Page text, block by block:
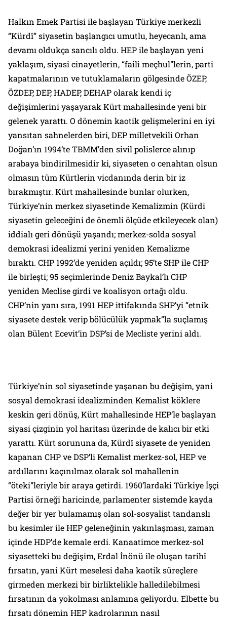
Halkın Emek Partisi ile başlayan Türkiye merkezli
“Kürdî” siyasetin başlangıcı umutlu, heyecanlı, ama
devamı oldukça sancılı oldu. HEP ile başlayan yeni
yaklaşım,siyasi cinayetlerin, “faili meçhul”lerin, parti
kapatmalarının ve tutuklamaların gölgesinde ÖZEP,
ÖZDEP, DEP, HADEP, DEHAPolarak kendi iç
değişimlerini yaşayarak Kürt mahallesinde yeni bir
gelenek yarattı. O dönemin kaotik gelişmelerini en iyi
yansıtan sahnelerden biri, DEP milletvekili Orhan
Doğan’ın 1994’te TBMM’den sivil polislerce alınıp
arabaya bindirilmesidir ki, siyaseten o cenahtan olsun
olmasın tüm Kürtlerin vicdanında derin bir iz
bırakmıştır. Kürt mahallesinde bunlar olurken,
Türkiye’nin merkez siyasetinde Kemalizmin (Kürdi
siyasetin geleceğini de önemli ölçüde etkileyecek olan)
iddialı geri dönüşü yaşandı; merkez-solda sosyal
demokrasi idealizmi yerini yeniden Kemalizme
bıraktı. CHP 1992’de yeniden açıldı; 95’te SHP ile CHP
ile birleşti; 95 seçimlerinde Deniz Baykal’lı CHP
yeniden Meclise girdi ve koalisyon ortağı oldu.
CHP’nin yanı sıra, 1991 HEP ittifakında SHP’yi “etnik
siyasete destek verip bölücülük yapmak”la suçlamış
olan Bülent Ecevit’in DSP’si de Mecliste yerini aldı.
Türkiye’nin sol siyasetinde yaşanan bu değişim, yani
sosyal demokrasi idealizminden Kemalist köklere
keskin geri dönüş, Kürt mahallesinde HEP’le başlayan
siyasi çizginin yol haritası üzerinde de kalıcı bir etki
yarattı. Kürt sorununa da, Kürdî siyasete de yeniden
kapanan CHP ve DSP’li Kemalist merkez-sol, HEP ve
ardıllarını kaçınılmaz olarak sol mahallenin
“öteki”leriyle bir araya getirdi. 1960’lardaki Türkiye İşçi
Partisi örneği haricinde, parlamenter sistemde kayda
değer bir yer bulamamış olan sol-sosyalist tandanslı
bu kesimler ile HEP geleneğinin yakınlaşması, zaman
içinde HDP’de kemale erdi. Kanaatimce merkez-sol
siyasetteki bu değişim, Erdal İnönü ile oluşan tarihî
fırsatın, yani Kürt meselesi daha kaotik süreçlere
girmeden merkezi bir birliktelikle halledilebilmesi
fırsatının da yokolması anlamına geliyordu. Elbette bu
fırsatı dönemin HEP kadrolarının nasıl